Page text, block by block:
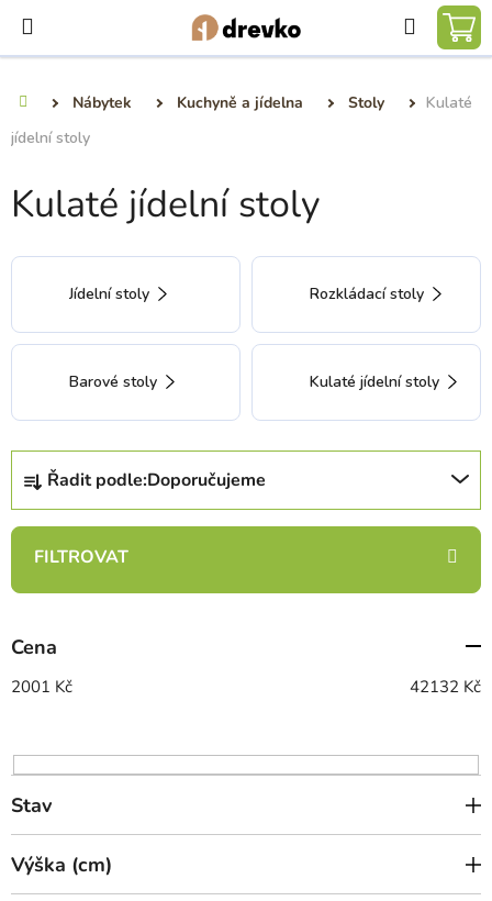
obsah
Hledat
Nábytek Kuchyně a jídelna Stoly
Kulaté
jídelní stoly
Kulaté jídelní stoly
Jídelní stoly Rozkládací stoly
Barové stoly Kulaté jídelní stoly
Ř
z
n
p
r
o
u
k
t
ů
Řadit podle:Doporučujeme
Cena
2001 Kč 42132 Kč
Stav
Výška (cm)